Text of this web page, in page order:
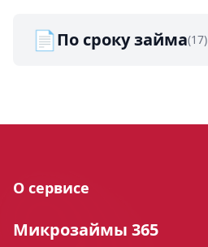
📄По сроку займа(17)
О сервисе
Микрозаймы 365